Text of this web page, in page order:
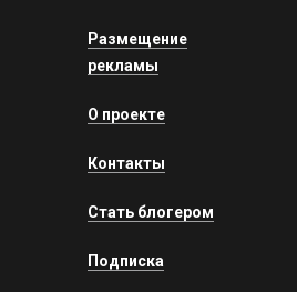
Размещение
рекламы
О проекте
Контакты
Стать блогером
Подписка